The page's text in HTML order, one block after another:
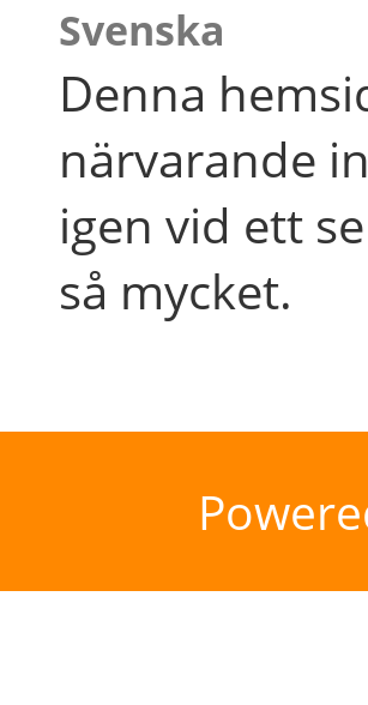
Svenska
Denna
närvarande
igen vid ett
så mycket.